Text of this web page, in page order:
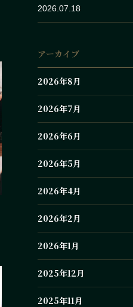
2026.07.18
アーカイブ
2026年8月
2026年7月
2026年6月
2026年5月
2026年4月
2026年2月
2026年1月
2025年12月
2025年11月